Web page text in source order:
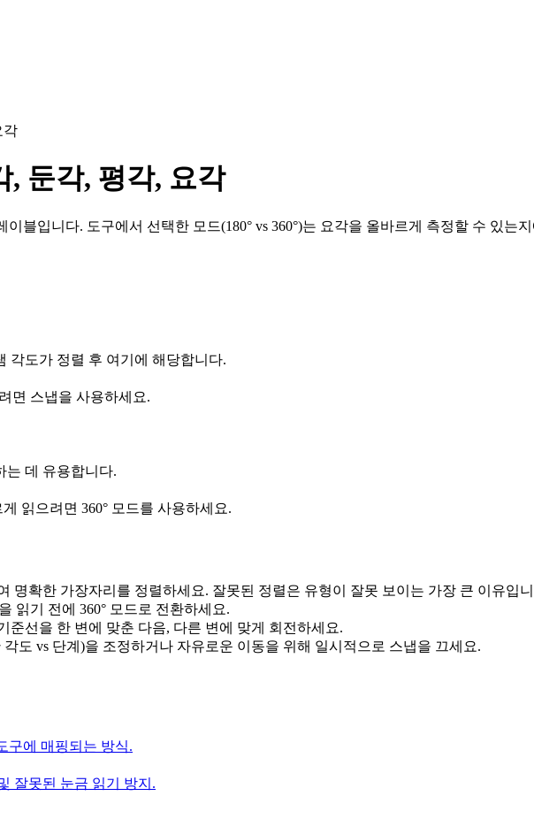
각
, 둔각, 평각, 요각
블입니다. 도구에서 선택한 모드(180° vs 360°)는 요각을 올바르게 측정할 수 있는
각도가 정렬 후 여기에 해당합니다.
면 스냅을 사용하세요.
는 데 유용합니다.
읽으려면 360° 모드를 사용하세요.
명확한 가장자리를 정렬하세요. 잘못된 정렬은 유형이 잘못 보이는 가장 큰 이유입
읽기 전에 360° 모드로 전환하세요.
준선을 한 변에 맞춘 다음, 다른 변에 맞게 회전하세요.
도 vs 단계)을 조정하거나 자유로운 이동을 위해 일시적으로 스냅을 끄세요.
구에 매핑되는 방식.
잘못된 눈금 읽기 방지.